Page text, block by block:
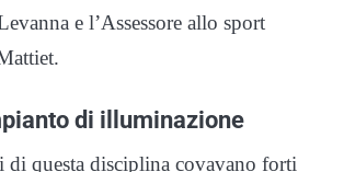
e l’Assessore allo sport
di illuminazione
di questa disciplina covavano forti